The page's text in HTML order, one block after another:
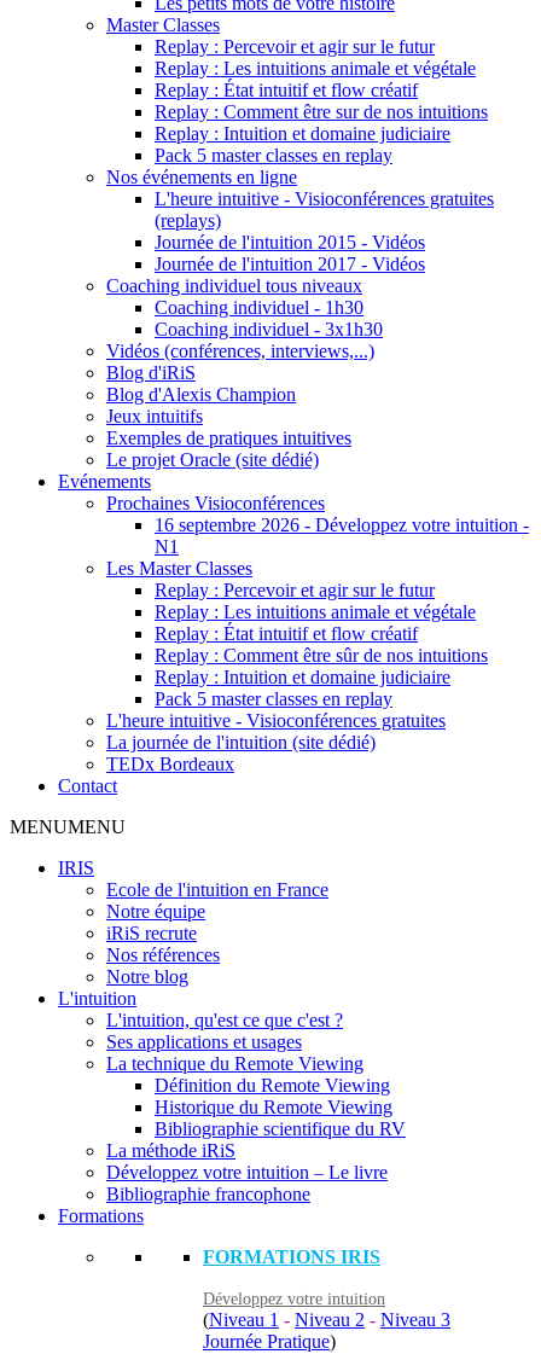
Master Classes
Replay : Percevoir et agir sur le futur
Replay : Les intuitions animale et végétale
Replay : État intuitif et flow créatif
Replay : Comment être sur de nos intuitions
Replay : Intuition et domaine judiciaire
Pack 5 master classes en replay
Nos événements en ligne
L'heure intuitive - Visioconférences gratuites
(replays)
Journée de l'intuition 2015 - Vidéos
Journée de l'intuition 2017 - Vidéos
Coaching individuel tous niveaux
Coaching individuel - 1h30
Coaching individuel - 3x1h30
Vidéos (conférences, interviews,...)
Blog d'iRiS
Blog d'Alexis Champion
Jeux intuitifs
Exemples de pratiques intuitives
Le projet Oracle (site dédié)
Evénements
Prochaines Visioconférences
16 septembre 2026 - Développez votre intuition -
N1
Les Master Classes
Replay : Percevoir et agir sur le futur
Replay : Les intuitions animale et végétale
Replay : État intuitif et flow créatif
Replay : Comment être sûr de nos intuitions
Replay : Intuition et domaine judiciaire
Pack 5 master classes en replay
L'heure intuitive - Visioconférences gratuites
La journée de l'intuition (site dédié)
TEDx Bordeaux
Contact
MENUMENU
IRIS
Ecole de l'intuition en France
Notre équipe
iRiS recrute
Nos références
Notre blog
L'intuition
L'intuition, qu'est ce que c'est ?
Ses applications et usages
La technique du Remote Viewing
Définition du Remote Viewing
Historique du Remote Viewing
Bibliographie scientifique du RV
La méthode iRiS
Développez votre intuition – Le livre
Bibliographie francophone
Formations
FORMATIONS IRIS
Développez votre intuition
(Niveau 1 - Niveau 2 - Niveau 3
Journée Pratique)